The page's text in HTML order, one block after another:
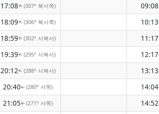
17:08↑(307° 북서쪽) 09:08
18:09↑(306° 북서쪽) 10:13
18:59↑(302° 서북서) 11:17
19:39↑(295° 서북서) 12:17
20:12↑(288° 서북서) 13:13
20:40↑(280° 서쪽) 14:04
21:05↑(271° 서쪽) 14:52